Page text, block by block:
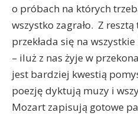
o próbach na których
wszystko zagrało. Z
przekłada się na
– iluż z nas żyje w
jest bardziej kwestią
poezję dyktują muzy i
Mozart zapisują gotowe